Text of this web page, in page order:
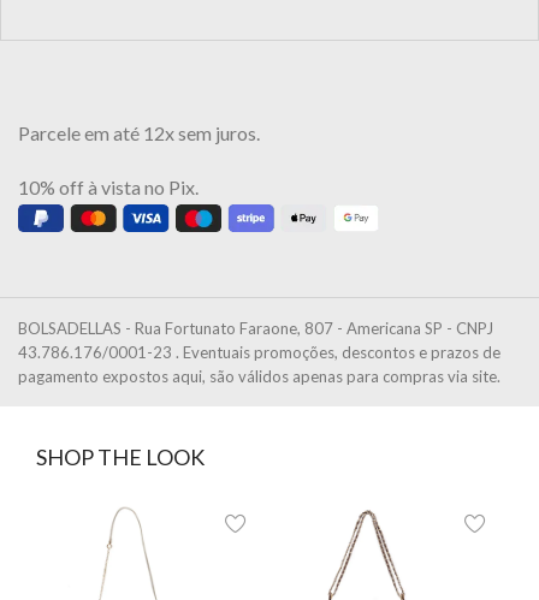
Parcele em até 12x sem juros.
10% off à vista no Pix.
BOLSADELLAS - Rua Fortunato Faraone, 807 - Americana SP - CNPJ
43.786.176/0001-23 . Eventuais promoções, descontos e prazos de
pagamento expostos aqui, são válidos apenas para compras via site.
SHOP THE LOOK